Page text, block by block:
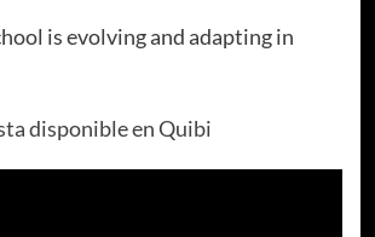
disponible en Quibi